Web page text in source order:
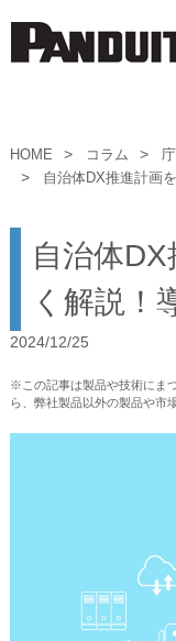
HOME コラム
自治体DX推進計画
自治体
く解説！
2024/12/25
※この記事は製品や技術にま
ら、弊社製品以外の製品や市